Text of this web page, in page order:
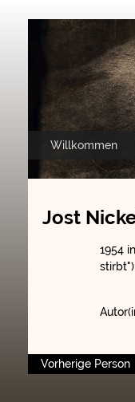
Willkommen
Jost
1954
Vorherige Person